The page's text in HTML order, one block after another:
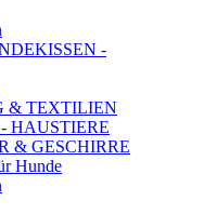
-
& TEXTILIEN
HAUSTIERE
& GESCHIRRE
Hunde